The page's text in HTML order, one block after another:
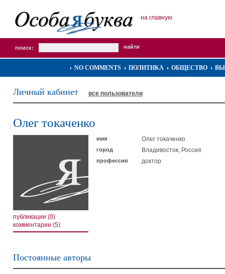
на главную
поиск:
NO COMMENTS ПОЛИТИКА ОБЩЕСТВО
Личный кабинет все пользователи
Олег токаченко
публикации (0)
комментарии (5)
имя Олег токаченко
город Владивосток, Россия
профессия доктор
Постоянные авторы